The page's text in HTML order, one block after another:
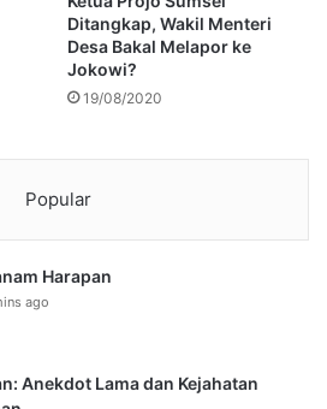
Ditangkap, Wakil Menteri
Desa Bakal Melapor ke
Jokowi?
19/08/2020
Popular
Harapan
ago
Anekdot Lama dan Kejahatan